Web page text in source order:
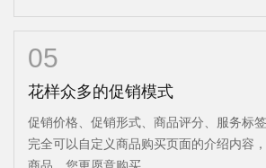
05
花样众多的促销模式
促销价格、促销形式、商品评分、服务标
完全可以自定义商品购买页面的介绍内容